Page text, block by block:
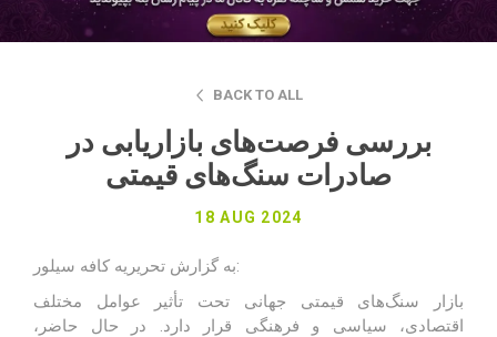
BACK TO ALL
بررسی فرصت‌های بازاریابی در
صادرات سنگ‌های قیمتی
18 AUG 2024
به گزارش تحریریه کافه سیلور
:
بازار سنگ‌های قیمتی جهانی تحت تأثیر عوامل مختلف
اقتصادی، سیاسی و فرهنگی قرار دارد. در حال حاضر،